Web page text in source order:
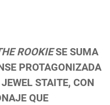
ROOKIESE SUMA
PROTAGONIZADA
STAITE, CON
QUE